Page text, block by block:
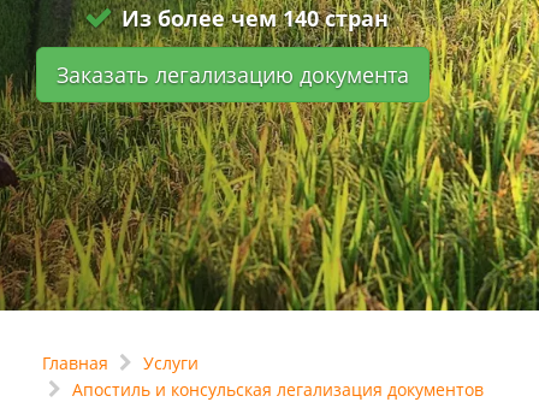
Из более чем 140 стран
Заказать легализацию документа
Главная
Услуги
Апостиль и консульская легализация документов